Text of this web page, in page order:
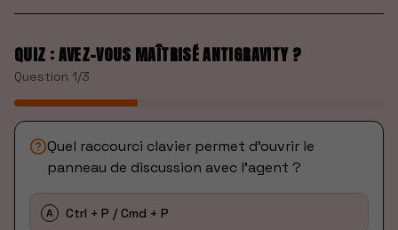
QUIZ : AVEZ-VOUS MAÎTRISÉ ANTIGRAVITY ?
Question 1/3
Quel raccourci clavier permet d'ouvrir le
panneau de discussion avec l'agent ?
A Ctrl + P / Cmd + P